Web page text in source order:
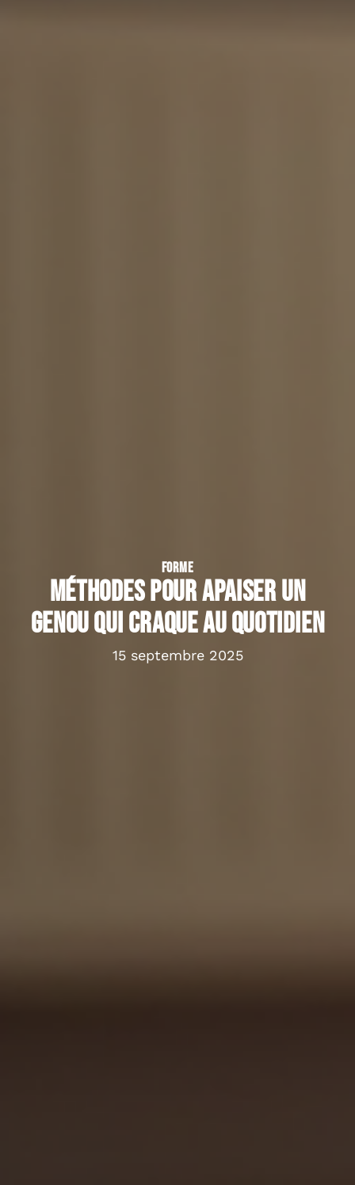
FORME
Méthodes pour apaiser un
genou qui craque au quotidien
15 septembre 2025